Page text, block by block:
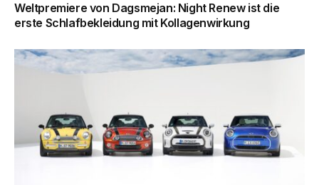
Weltpremiere von Dagsmejan: Night Renew ist die
erste Schlafbekleidung mit Kollagenwirkung